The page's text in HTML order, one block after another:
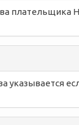
указывается